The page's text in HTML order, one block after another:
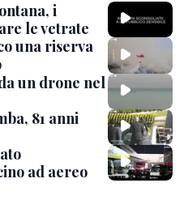
i
le vetrate
una riserva
un drone nel
81 anni
ad aereo